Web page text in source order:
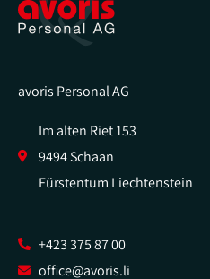
avoris Personal AG
Im alten Riet 153
9494 Schaan
Fürstentum Liechtenstein
+423 375 87 00
office@avoris.li